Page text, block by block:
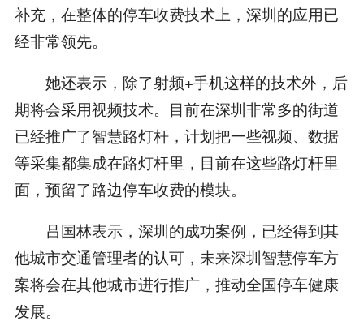
补充，在整体的停车收费技术上，深圳的应用已
经非常领先。
她还表示，除了射频+手机这样的技术外，后
期将会采用视频技术。目前在深圳非常多的街道
已经推广了智慧路灯杆，计划把一些视频、数据
等采集都集成在路灯杆里，目前在这些路灯杆里
面，预留了路边停车收费的模块。
吕国林表示，深圳的成功案例，已经得到其
他城市交通管理者的认可，未来深圳智慧停车方
案将会在其他城市进行推广，推动全国停车健康
发展。